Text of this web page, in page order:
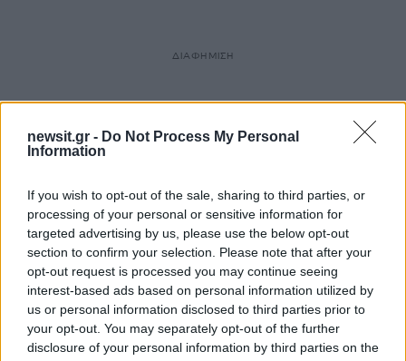
newsit.gr - Do Not Process My Personal
Information
If you wish to opt-out of the sale, sharing to third parties, or
processing of your personal or sensitive information for
targeted advertising by us, please use the below opt-out
section to confirm your selection. Please note that after your
opt-out request is processed you may continue seeing
interest-based ads based on personal information utilized by
us or personal information disclosed to third parties prior to
your opt-out. You may separately opt-out of the further
disclosure of your personal information by third parties on the
ΔΙΑΦΗΜΙΣΗ